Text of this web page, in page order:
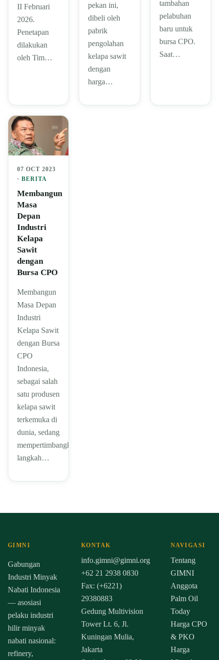
II Februari
2026.
Penetapan
dilakukan
oleh Tim…
pekan ini,
dibeli oleh
pabrik
pengolahan
kelapa sawit
dengan
harga…
tambahan
pelabuhan
baru untuk
bursa CPO.
Saat…
07 OCT 2023
· BERITA
Membangun
Masa
Depan
Industri
Kelapa
Sawit
dengan
Bursa CPO
Membangun
Masa Depan
Industri
Kelapa Sawit
dengan Bursa
CPO
Indonesia,
sebagai salah
satu produsen
kelapa sawit
terkemuka di
dunia, sedang
mempertimbangkan
langkah…
GIMNI
Gabungan
Industri Minyak
Nabati Indonesia
— asosiasi
pelaku industri
hilir minyak
nabati nasional:
refinery,
KONTAK
info.gimni@gimni.org
+62 21 2938 0830
Fax: (+6221)
29380883
Gedung Multivision
Tower Lt. 6, Jl.
Kuningan Mulia,
Jakarta
NAVIGASI
Tentang
GIMNI
Anggota
Palm Oil
Today
Harga CPO
& PKO
Harga